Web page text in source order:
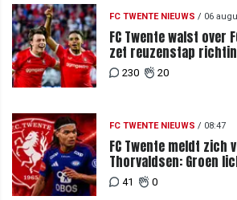
FC TWENTE NIEUWS / 06
FC Twente walst over
zet reuzenstap
230 20
FC TWENTE NIEUWS / 08:47
FC Twente meldt
Thorvaldsen: Groen
miljoenenbod
41 0